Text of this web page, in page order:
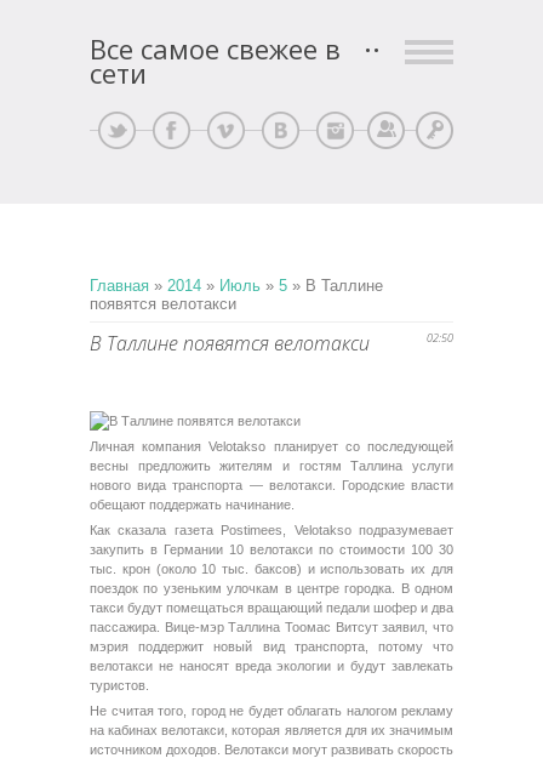
Все самое свежее в
сети
Регистрация
Главная » 2014 » Июль » 5 » В Таллине
появятся велотакси
02:50
В Таллине появятся велотакси
Личная компания Velotakso планирует со последующей
весны предложить жителям и гостям Таллина услуги
нового вида транспорта — велотакси. Городские власти
обещают поддержать начинание.
Как сказала газета Postimees, Velotakso подразумевает
закупить в Германии 10 велотакси по стоимости 100 30
тыс. крон (около 10 тыс. баксов) и использовать их для
поездок по узеньким улочкам в центре городка. В одном
такси будут помещаться вращающий педали шофер и два
пассажира. Вице-мэр Таллина Тоомас Витсут заявил, что
мэрия поддержит новый вид транспорта, потому что
велотакси не наносят вреда экологии и будут завлекать
туристов.
Не считая того, город не будет облагать налогом рекламу
на кабинах велотакси, которая является для их значимым
источником доходов. Велотакси могут развивать скорость